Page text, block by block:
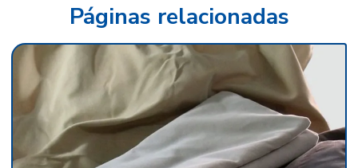
Fábrica de veludo
Fábrica de veludo flocado
Fábrica de veludo sintético
Fábrica de veludo em sp
Fabricante de papel camurça
Páginas relacionadas